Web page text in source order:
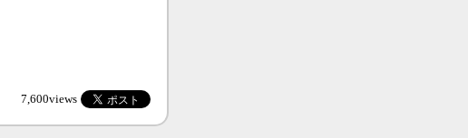
7,600views